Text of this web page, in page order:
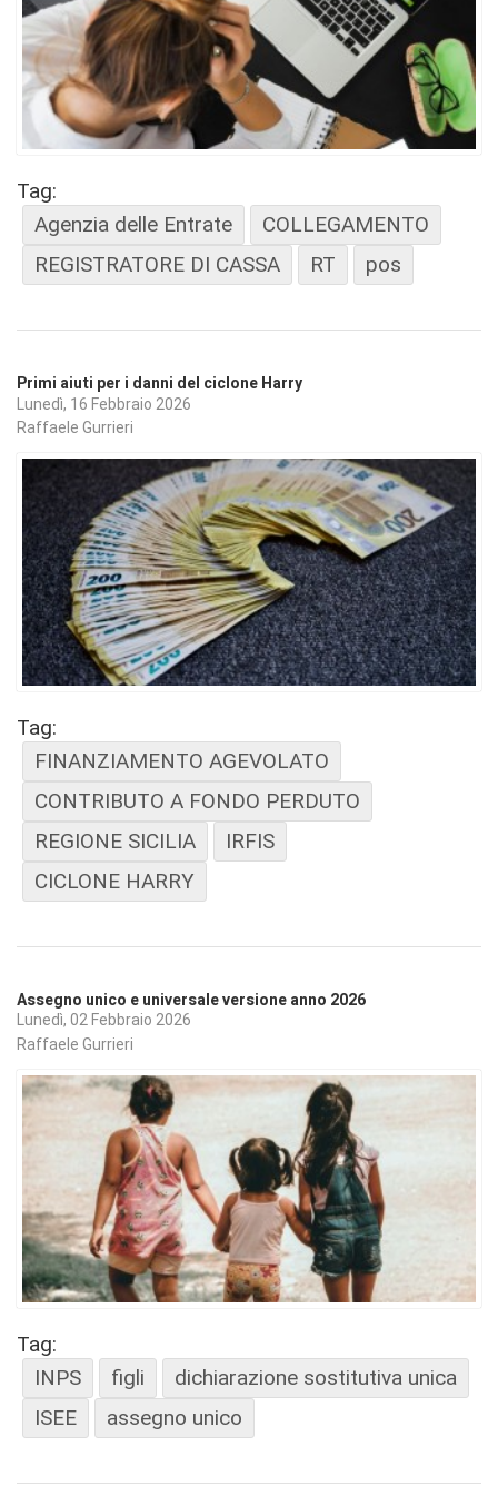
Tag:
Agenzia delle Entrate
COLLEGAMENTO
REGISTRATORE DI CASSA
RT pos
Primi aiuti per i danni del ciclone Harry
Lunedì, 16 Febbraio 2026
Raffaele Gurrieri
Tag:
FINANZIAMENTO AGEVOLATO
CONTRIBUTO A FONDO PERDUTO
REGIONE SICILIA
IRFIS
CICLONE HARRY
Assegno unico e universale versione anno 2026
Lunedì, 02 Febbraio 2026
Raffaele Gurrieri
Tag:
INPS
figli
dichiarazione sostitutiva unica
ISEE
assegno unico